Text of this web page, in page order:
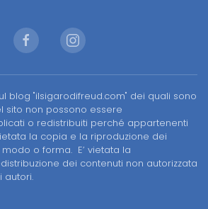
blog "ilsigarodifreud.com" dei quali sono
sito non possono essere
o redistribuiti perché appartenenti
la copia e la riproduzione dei
o forma. E’ vietata la
dei contenuti non autorizzata
autori.